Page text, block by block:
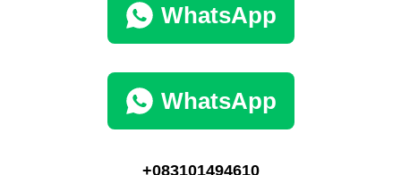
WhatsApp
WhatsApp
+083101494610